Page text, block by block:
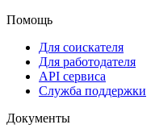
Помощь
Для соискателя
Для работодателя
API сервиса
Служба поддержки
Документы